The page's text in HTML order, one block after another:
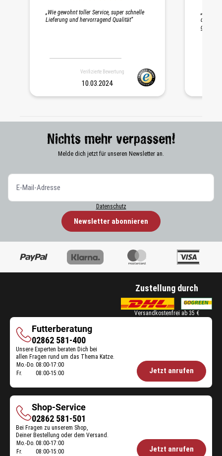
„Wie gewohnt toller Service, super schnelle
Lieferung und hervorragend Qualität“
Verifizierte Bewertung
10.03.2024
die
gepackt.
Nichts mehr verpassen!
Melde dich jetzt für unseren Newsletter an.
Datenschutz
Newsletter abonnieren
Zustellung durch
Versandkostenfrei ab 35 €
Futterberatung
Futterberatung
02862 581-400
Unsere Experten beraten Dich bei
allen Fragen rund um das Thema Katze.
Öffnungszeiten
Mo.-Do. 08:00-17:00
Fr.
08:00-15:00 Jetzt anrufen
Shop-Service
Shop-
Service
02862 581-501
Bei Fragen zu unserem Shop,
Deiner Bestellung oder dem Versand.
Öffnungszeiten
Mo.-Do. 08:00-17:00
Fr.
08:00-15:00 Jetzt anrufen